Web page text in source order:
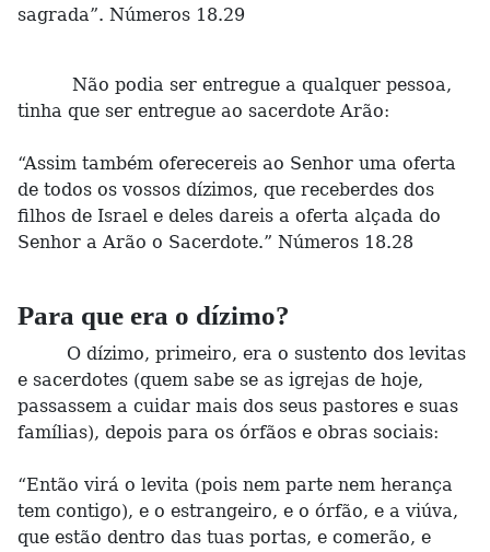
sagrada”. Números 18.29
Não podia ser entregue a qualquer pessoa,
tinha que ser entregue ao sacerdote Arão:
“Assim também oferecereis ao Senhor uma oferta
de todos os vossos dízimos, que receberdes dos
filhos de Israel e deles dareis a oferta alçada do
Senhor a Arão o Sacerdote.” Números 18.28
Para que era o dízimo?
O dízimo, primeiro, era o sustento dos levitas
e sacerdotes (quem sabe se as igrejas de hoje,
passassem a cuidar mais dos seus pastores e suas
famílias), depois para os órfãos e obras sociais:
“Então virá o levita (pois nem parte nem herança
tem contigo), e o estrangeiro, e o órfão, e a viúva,
que estão dentro das tuas portas, e comerão, e